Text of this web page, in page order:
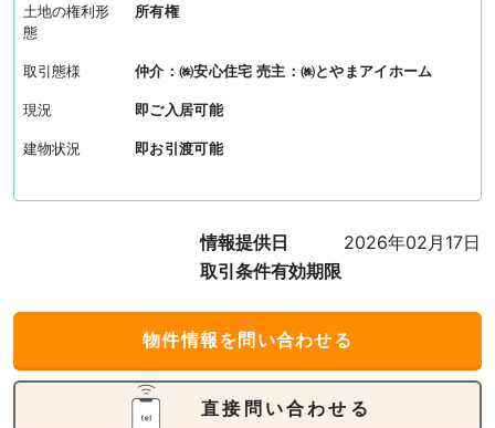
土地の権利形
態
所有権
取引態様 仲介：㈱安心住宅 売主：㈱とやまアイホーム
現況 即ご入居可能
建物状況 即お引渡可能
情報提供日
2026年02月17日
取引条件有効期限
物件情報を問い合わせる
直接問い合わせる